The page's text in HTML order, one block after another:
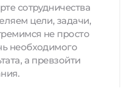
сотрудничества
цели, задачи,
не просто
необходимого
а превзойти